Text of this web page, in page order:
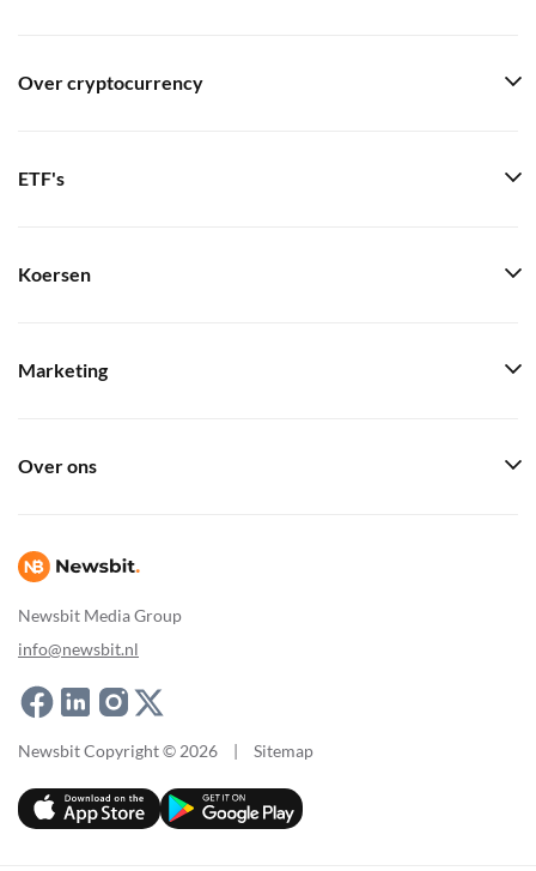
Newsbit Media Group
info@newsbit.nl
Over cryptocurrency
ETF's
Koersen
Marketing
Over ons
Newsbit Copyright © 2026 | Sitemap